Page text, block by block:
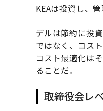
KEAは投資し、
デルは節約に投
ではなく、コス
コスト最適化は
ることだ。
取締役会レ